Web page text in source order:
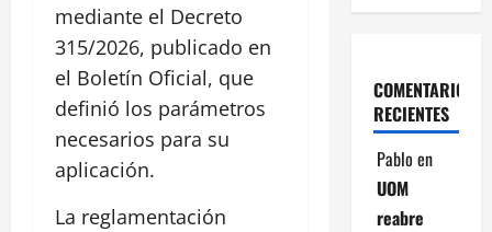
mediante el Decreto
315/2026, publicado en
el Boletín Oficial, que
definió los parámetros
necesarios para su
aplicación.
La reglamentación
COMENTARIOS
RECIENTES
Pablo en
UOM
reabre